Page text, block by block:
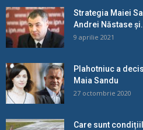
Strategia Maiei
Andrei Năstase
9 aprilie 2021
Plahotniuc a
Maia Sandu
27 octombrie 2020
Care sunt